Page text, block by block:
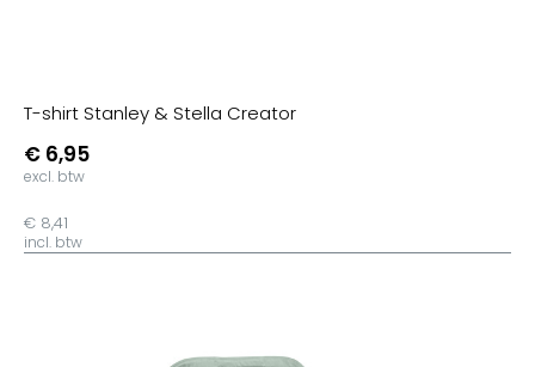
T-shirt Stanley & Stella Creator
€ 6,95
excl. btw
€ 8,41
incl. btw